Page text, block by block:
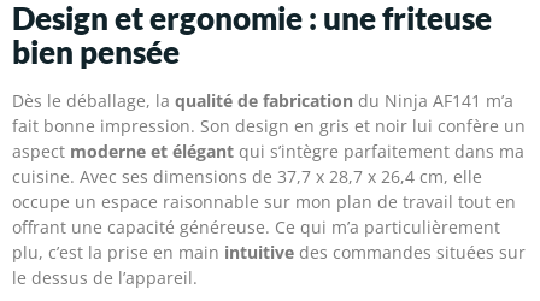
Design et ergonomie : une friteuse
bien pensée
Dès le déballage, la qualité de fabrication du Ninja AF141 m’a
fait bonne impression. Son design en gris et noir lui confère un
aspect moderne et élégant qui s’intègre parfaitement dans ma
cuisine. Avec ses dimensions de 37,7 x 28,7 x 26,4 cm, elle
occupe un espace raisonnable sur mon plan de travail tout en
offrant une capacité généreuse. Ce qui m’a particulièrement
plu, c’est la prise en main intuitive des commandes situées sur
le dessus de l’appareil.